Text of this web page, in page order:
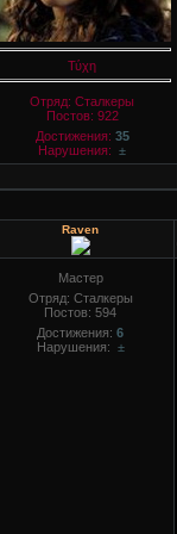
Τύχη
Отряд: Сталкеры
Постов: 922
Достижения: 35
Нарушения: ±
Raven
Мастер
Отряд: Сталкеры
Постов: 594
Достижения: 6
Нарушения: ±